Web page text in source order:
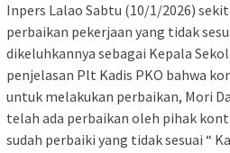
Inpers Lalao Sabtu (10/1/2026)
perbaikan pekerjaan yang tidak
dikeluhkannya sebagai Kepala
penjelasan Plt Kadis PKO bahwa
untuk melakukan perbaikan, Mori
telah ada perbaikan oleh pihak
sudah perbaiki yang tidak sesuai “